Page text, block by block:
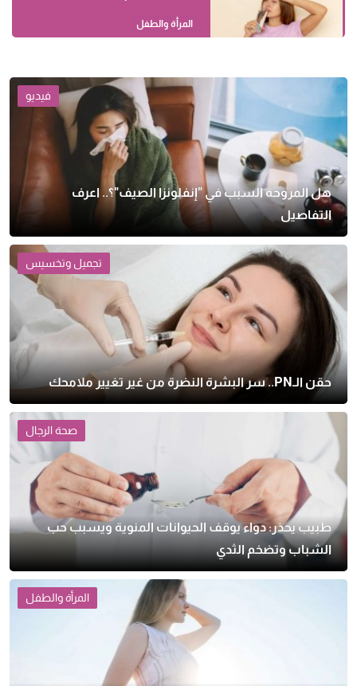
المرأة والطفل
فيديو
هل المروحة السبب في "إنفلونزا الصيف"؟.. اعرف
التفاصيل
تجميل وتخسيس
حقن الـPN.. سر البشرة النضرة من غير تغيير ملامحك
صحة الرجال
طبيب يحذر: دواء يوقف الحيوانات المنوية ويسبب حب
الشباب وتضخم الثدي
المرأة والطفل